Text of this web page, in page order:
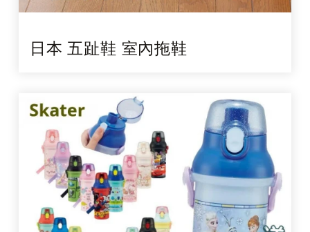
日本 五趾鞋 室內拖鞋